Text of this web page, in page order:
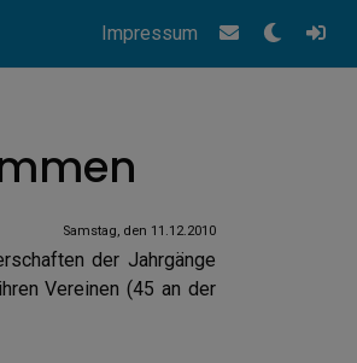
Impressum
Samstag, den 11.12.2010
der Jahrgänge
Vereinen (45 an der